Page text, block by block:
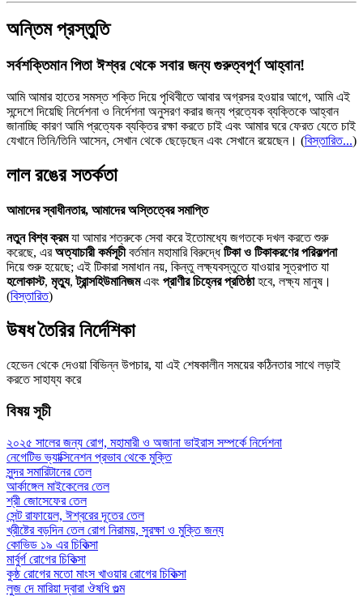
অন্তিম প্রস্তুতি
সর্বশক্তিমান পিতা ঈশ্বর থেকে সবার জন্য গুরুত্বপূর্ণ আহ্বান!
আমি আমার হাতের সমস্ত শক্তি দিয়ে পৃথিবীতে আবার অগ্রসর হওয়ার আগে, আমি এই
সন্দেশে দিয়েছি নির্দেশনা ও নির্দেশনা অনুসরণ করার জন্য প্রত্যেক ব্যক্তিকে আহ্বান
জানাচ্ছি কারণ আমি প্রত্যেক ব্যক্তির রক্ষা করতে চাই এবং আমার ঘরে ফেরত যেতে চাই
যেখানে তিনি/তিনি আসেন, সেখান থেকে ছেড়েছেন এবং সেখানে রয়েছেন। (বিস্তারিত...)
লাল রঙের সতর্কতা
আমাদের স্বাধীনতার, আমাদের অস্তিত্বের সমাপ্তি
নতুন বিশ্ব ক্রমযা আমার শত্রুকে সেবা করে ইতোমধ্যে জগতকে দখল করতে শুরু
করেছে, এরঅত্যাচারী কর্মসূচীবর্তমান মহামারি বিরুদ্ধেটিকা ও টিকাকরণের পরিকল্পনা
দিয়ে শুরু হয়েছে; এই টিকারা সমাধান নয়, কিন্তু লক্ষ্যবস্তুতে যাওয়ার সূত্রপাত যা
হলোকাস্ট, মৃত্যু,ট্রান্সহিউমানিজমএবং প্রাণীর চিহ্নের প্রতিষ্ঠাহবে, লক্ষ্য মানুষ।
(বিস্তারিত)
উষধ তৈরির নির্দেশিকা
হেভেন থেকে দেওয়া বিভিন্ন উপচার, যা এই শেষকালীন সময়ের কঠিনতার সাথে লড়াই
করতে সাহায্য করে
বিষয় সূচী
২০২৫ সালের জন্য রোগ, মহামারী ও অজানা ভাইরাস সম্পর্কে নির্দেশনা
নেগেটিভ ভ্যাক্সিনেশন প্রভাব থেকে মুক্তি
সুন্দর সমারিটানের তেল
আর্কাঙ্গেল মাইকেলের তেল
শ্রী জোসেফের তেল
সেন্ট রাফায়েল, ঈশ্বরের দূতের তেল
খ্রীষ্টের বড়দিন তেল রোগ নিরাময়, সুরক্ষা ও মুক্তি জন্য
কোভিড ১৯ এর চিকিত্সা
মার্বুর্গ রোগের চিকিত্সা
কুষ্ঠ রোগের মতো মাংস খাওয়ার রোগের চিকিত্সা
লুজ দে মারিয়া দ্বারা ঔষধি গুল্ম